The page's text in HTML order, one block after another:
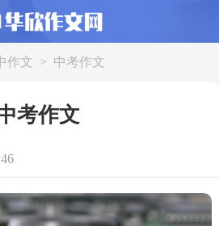
作文 > 中考作文
考作文